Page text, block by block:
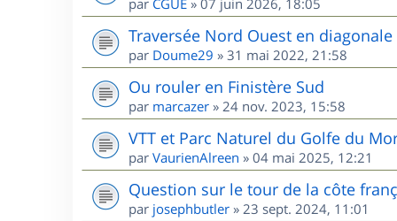
par CGUE » 07 juin 2026, 18:05
Traversée Nord Ouest en diagonale
par Doume29 » 31 mai 2022, 21:58
Ou rouler en Finistère Sud
par marcazer » 24 nov. 2023, 15:58
VTT et Parc Naturel du Golfe du
par VaurienAlreen » 04 mai 2025, 12:21
Question sur le tour de la côte
par josephbutler » 23 sept. 2024, 11:01